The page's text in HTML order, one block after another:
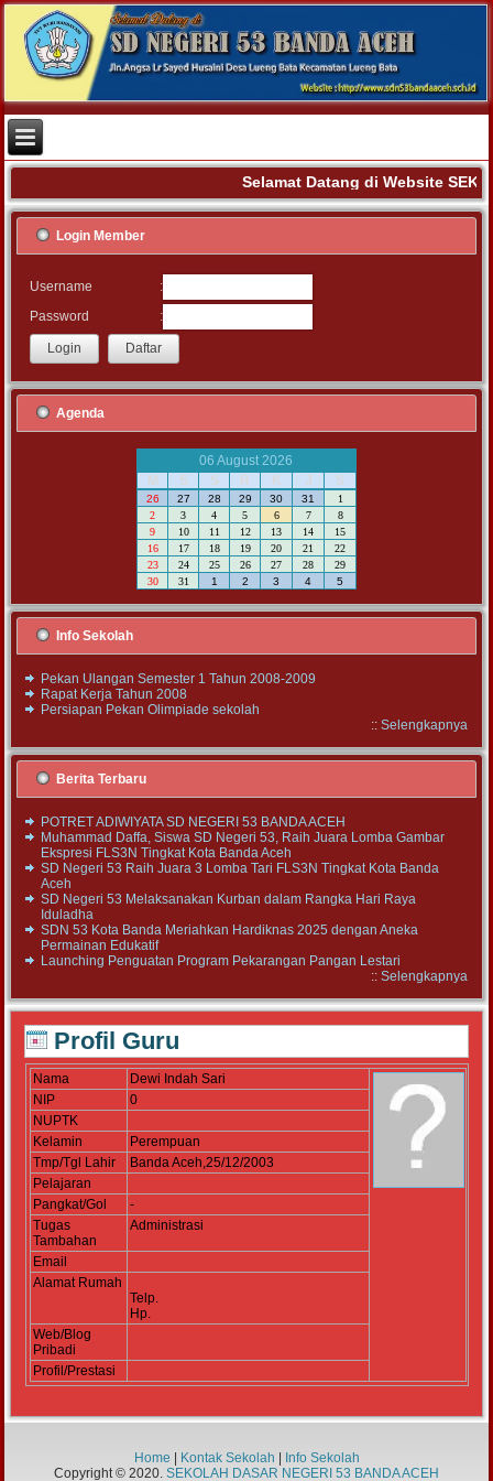
Selamat Datang di Website
Login Member
Username
:
Password
:
Agenda
06 August 2026
M
S S R K J S
26 27 28 29 30 31
1
2
3 4 5 6 7
8
9
10 11 12 13 14
15
16
17 18 19 20 21
22
23
24 25 26 27 28
29
30
31 1 2 3 4 5
Info Sekolah
Pekan Ulangan Semester 1 Tahun 2008-2009
Rapat Kerja Tahun 2008
Persiapan Pekan Olimpiade sekolah
:: Selengkapnya
Berita Terbaru
POTRET ADIWIYATA SD NEGERI 53 BANDA ACEH
Muhammad Daffa, Siswa SD Negeri 53, Raih Juara Lomba Gambar
Ekspresi FLS3N Tingkat Kota Banda Aceh
SD Negeri 53 Raih Juara 3 Lomba Tari FLS3N Tingkat Kota Banda
Aceh
SD Negeri 53 Melaksanakan Kurban dalam Rangka Hari Raya
Iduladha
SDN 53 Kota Banda Meriahkan Hardiknas 2025 dengan Aneka
Permainan Edukatif
Launching Penguatan Program Pekarangan Pangan Lestari
:: Selengkapnya
Profil Guru
Nama
Dewi Indah Sari
NIP
0
NUPTK
Kelamin
Perempuan
Tmp/Tgl Lahir
Banda Aceh,25/12/2003
Pelajaran
Pangkat/Gol
-
Tugas
Tambahan
Administrasi
Email
Alamat Rumah
Telp.
Hp.
Web/Blog
Pribadi
Profil/Prestasi
Home Kontak Sekolah
Info Sekolah
Copyright © 2020. SEKOLAH DASAR NEGERI 53 BANDA ACEH